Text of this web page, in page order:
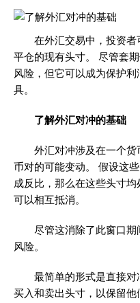
在外汇交易中，投资者
平仓的现有头寸。 尽管套
风险，但它可以成为保护
具。
了解外汇对冲的基础
外汇对冲涉及在一个货
币对的可能变动。 假设这
成反比，那么在这些头寸
可以相互抵消。
尽管这消除了此窗口期
风险。
最简单的形式是直接对
买入和卖出头寸，以保留